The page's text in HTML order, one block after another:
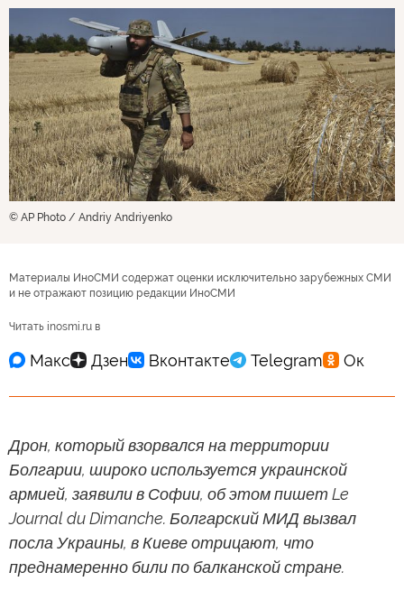
© AP Photo / Andriy Andriyenko
Материалы ИноСМИ содержат оценки исключительно зарубежных СМИ
и не отражают позицию редакции ИноСМИ
Читать inosmi.ru в
Дрон, который взорвался на территории
Болгарии, широко используется украинской
армией, заявили в Софии, об этом пишет Le
Journal du Dimanche. Болгарский МИД вызвал
посла Украины, в Киеве отрицают, что
преднамеренно били по балканской стране.